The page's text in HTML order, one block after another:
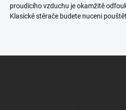
proudícího vzduchu je okamžitě
Klasické stěrače budete nuceni